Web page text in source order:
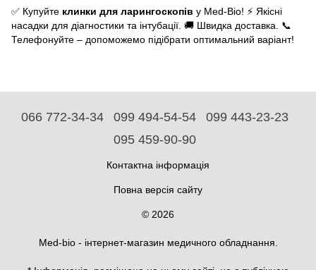
✅ Купуйте клинки для ларингоскопів у Med-Bio! ⚡ Якісні
насадки для діагностики та інтубації. 🚚 Швидка доставка. 📞
Телефонуйте – допоможемо підібрати оптимальний варіант!
066 772-34-34 099 494-54-54
099 443-23-23
095 459-90-90
Контактна інформація
Повна версія сайту
© 2026
Med-bio - інтернет-магазин медичного обладнання.